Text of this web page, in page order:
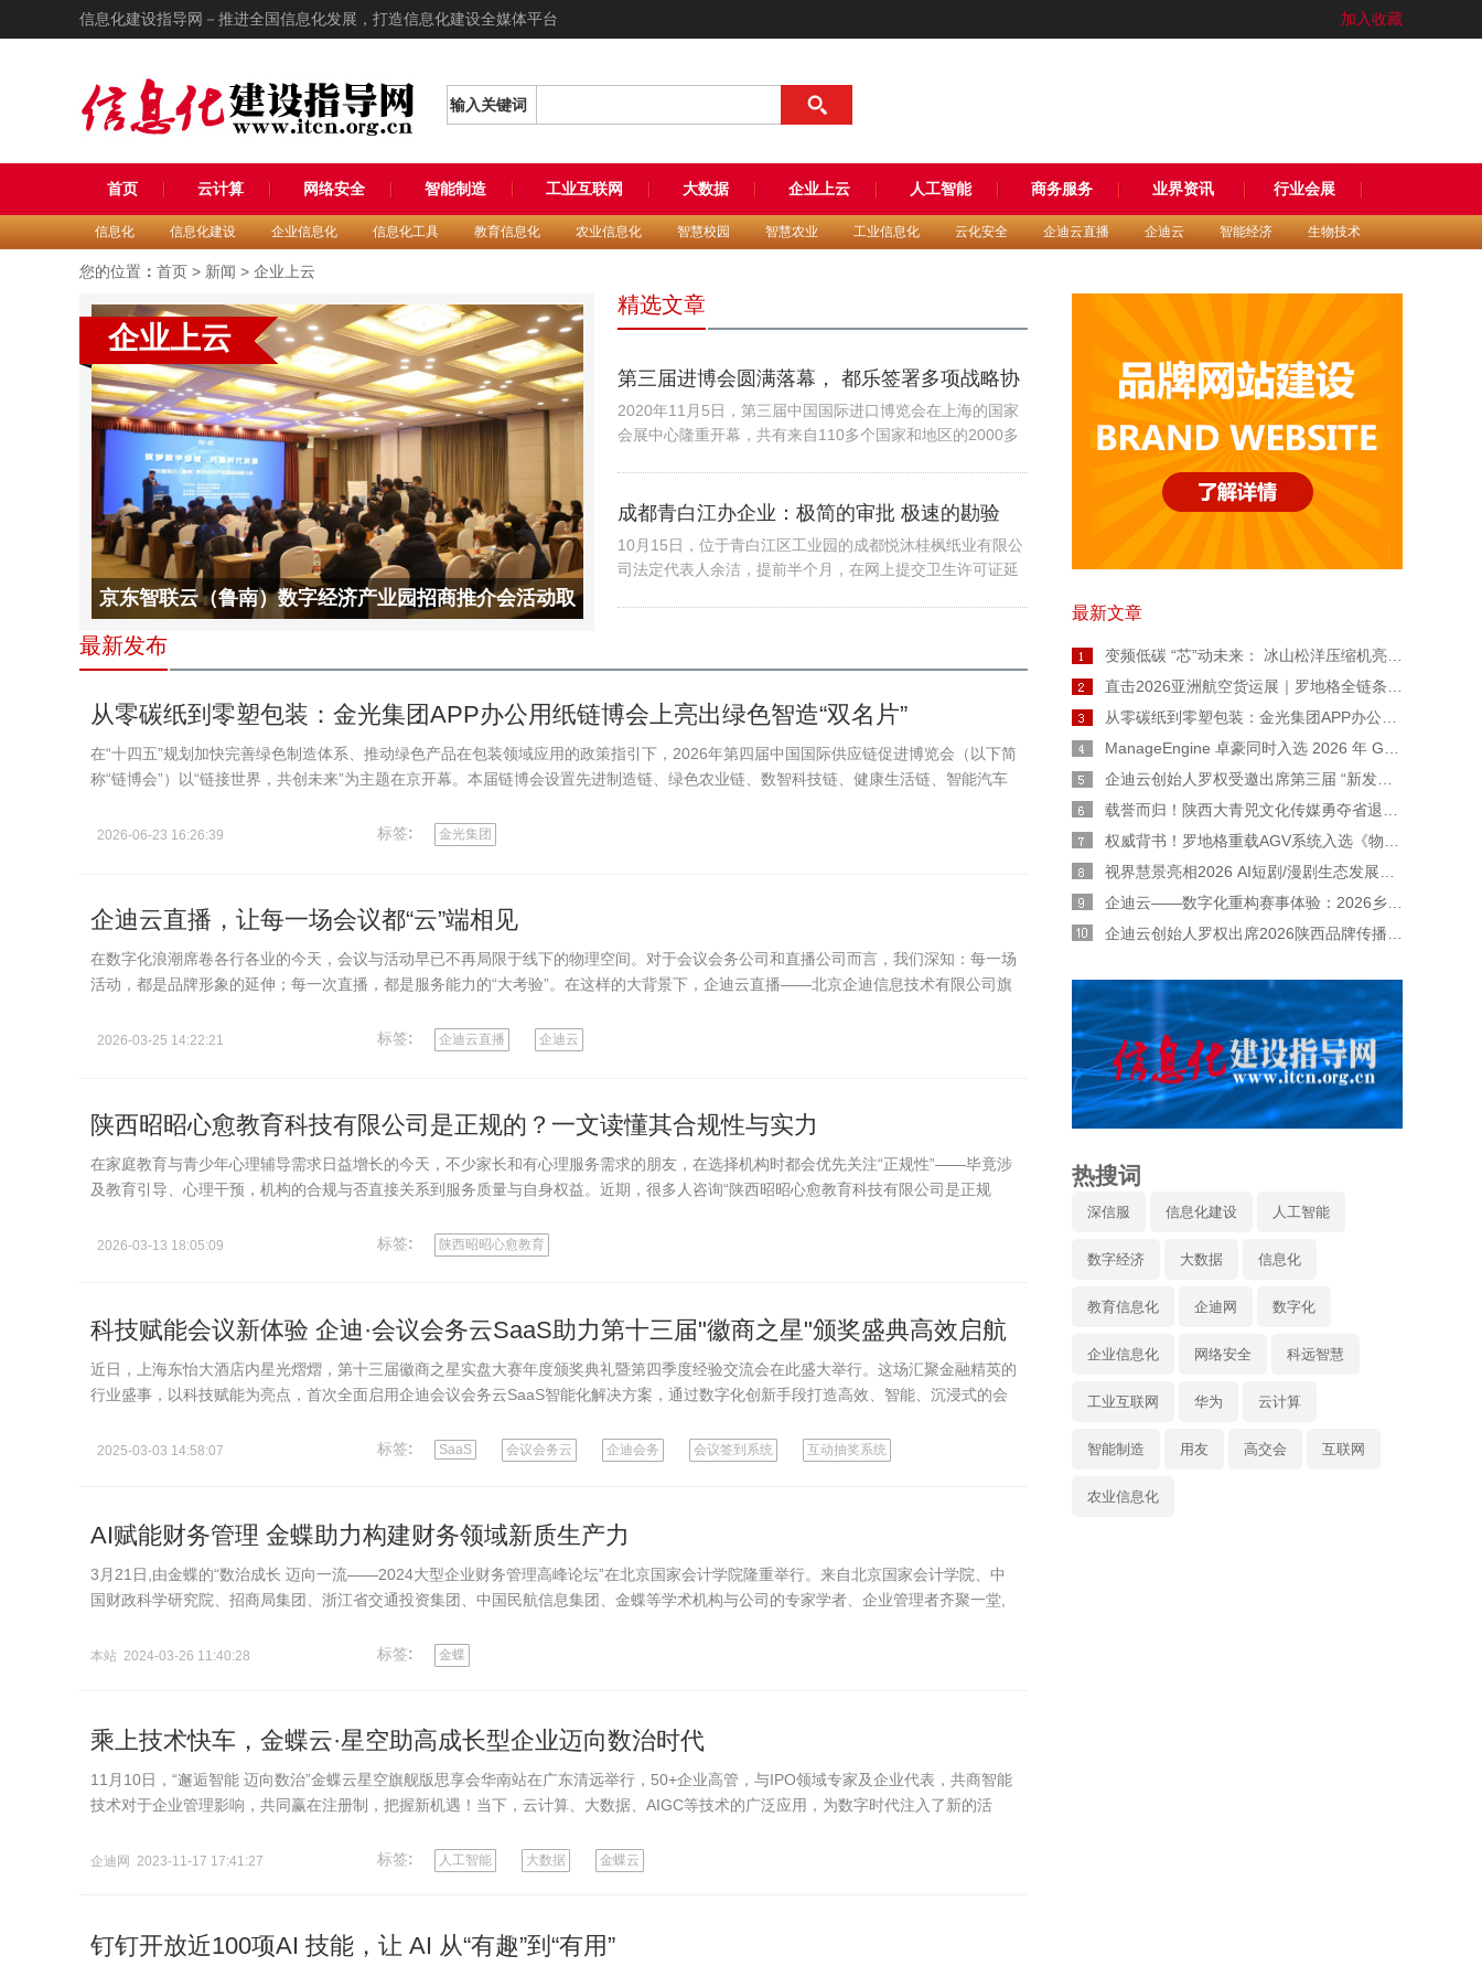
信息化建设指导网－推进全国信息化发展，打造信息化建设全媒体平台 加入收藏
输入关键词
首页 云计算 网络安全 智能制造 工业互联网 大数据 企业上云 人工智能 商务服务 业界资讯 行业会展
信息化 信息化建设 企业信息化 信息化工具 教育信息化 农业信息化 智慧校园 智慧农业 工业信息化 云化安全 企迪云直播 企迪云 智能经济 生物技术
您的位置 ： 首页 > 新闻 > 企业上云
京东智联云（鲁南）数字经济产业园招商推介会活动取
企业上云
精选文章
第三届进博会圆满落幕， 都乐签署多项战略协
议，斩获丰硕成果
2020年11月5日，第三届中国国际进口博览会在上海的国家
会展中心隆重开幕，共有来自110多个国家和地区的2000多
取得的重大战略成果和坚定不移全面扩大开放的决心…
成都青白江办企业：极简的审批 极速的勘验
10月15日，位于青白江区工业园的成都悦沐桂枫纸业有限公
司法定代表人余洁，提前半个月，在网上提交卫生许可证延
最新发布
从零碳纸到零塑包装：金光集团APP办公用纸链博会上亮出绿色智造“双名片”
在“十四五”规划加快完善绿色制造体系、推动绿色产品在包装领域应用的政策指引下，2026年第四届中国国际供应链促进博览会（以下简
称“链博会”）以“链接世界，共创未来”为主题在京开幕。本届链博会设置先进制造链、绿色农业链、数智科技链、健康生活链、智能汽车
2026-06-23 16:26:39 标签: 金光集团
企迪云直播，让每一场会议都“云”端相见
在数字化浪潮席卷各行各业的今天，会议与活动早已不再局限于线下的物理空间。对于会议会务公司和直播公司而言，我们深知：每一场
活动，都是品牌形象的延伸；每一次直播，都是服务能力的“大考验”。在这样的大背景下，企迪云直播——北京企迪信息技术有限公司旗
2026-03-25 14:22:21 标签: 企迪云直播 企迪云
陕西昭昭心愈教育科技有限公司是正规的？一文读懂其合规性与实力
在家庭教育与青少年心理辅导需求日益增长的今天，不少家长和有心理服务需求的朋友，在选择机构时都会优先关注“正规性”——毕竟涉
及教育引导、心理干预，机构的合规与否直接关系到服务质量与自身权益。近期，很多人咨询“陕西昭昭心愈教育科技有限公司是正规
2026-03-13 18:05:09 标签: 陕西昭昭心愈教育
科技赋能会议新体验 企迪·会议会务云SaaS助力第十三届"徽商之星"颁奖盛典高效启航
近日，上海东怡大酒店内星光熠熠，第十三届徽商之星实盘大赛年度颁奖典礼暨第四季度经验交流会在此盛大举行。这场汇聚金融精英的
行业盛事，以科技赋能为亮点，首次全面启用企迪会议会务云SaaS智能化解决方案，通过数字化创新手段打造高效、智能、沉浸式的会
2025-03-03 14:58:07 标签: SaaS 会议会务云 企迪会务 会议签到系统 互动抽奖系统
​AI赋能财务管理 金蝶助力构建财务领域新质生产力
3月21日,由金蝶的“数治成长 迈向一流——2024大型企业财务管理高峰论坛”在北京国家会计学院隆重举行。来自北京国家会计学院、中
国财政科学研究院、招商局集团、浙江省交通投资集团、中国民航信息集团、金蝶等学术机构与公司的专家学者、企业管理者齐聚一堂,
本站 2024-03-26 11:40:28 标签: 金蝶
乘上技术快车，金蝶云·星空助高成长型企业迈向数治时代
11月10日，“邂逅智能 迈向数治”金蝶云星空旗舰版思享会华南站在广东清远举行，50+企业高管，与IPO领域专家及企业代表，共商智能
技术对于企业管理影响，共同赢在注册制，把握新机遇！当下，云计算、大数据、AIGC等技术的广泛应用，为数字时代注入了新的活
企迪网 2023-11-17 17:41:27 标签: 人工智能 大数据 金蝶云
钉钉开放近100项AI 技能，让 AI 从“有趣”到“有用”
最新文章
热搜词
深信服 信息化建设 人工智能
数字经济 大数据 信息化
教育信息化 企迪网 数字化
企业信息化 网络安全 科远智慧
工业互联网 华为 云计算
智能制造 用友 高交会 互联网
农业信息化